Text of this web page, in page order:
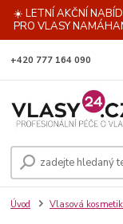
☀️ LETNÍ AKČNÍ
PRO VLASY
+420 777 164 090
Úvod Vlasová